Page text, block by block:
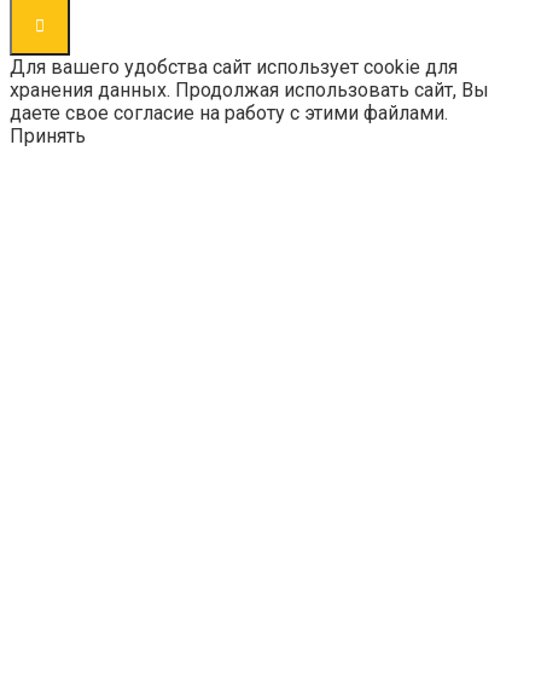
Для вашего удобства сайт использует cookie для
хранения данных. Продолжая использовать сайт, Вы
даете свое согласие на работу с этими файлами.
Принять